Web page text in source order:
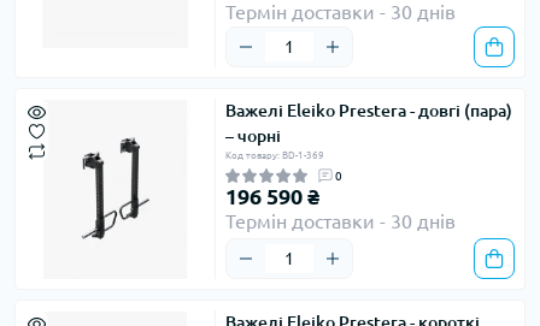
Термін доставки - 30 днів
Важелі Eleiko Prestera - довгі (пара)
– чорні
Код товару: BD-1-369
0
196 590 ₴
Термін доставки - 30 днів